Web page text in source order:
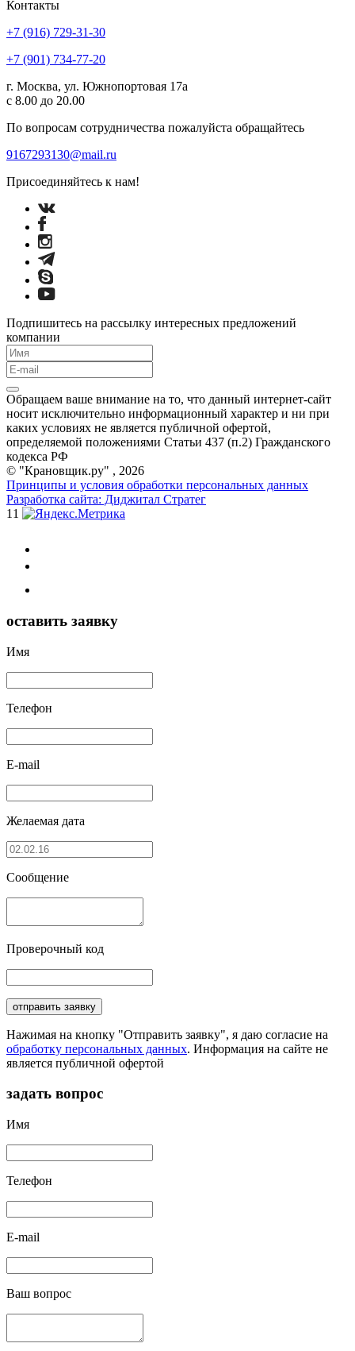
Контакты
+7 (916) 729-31-30
+7 (901) 734-77-20
г. Москва, ул. Южнопортовая 17а
с 8.00 до 20.00
По вопросам сотрудничества пожалуйста обращайтесь
9167293130@mail.ru
Присоединяйтесь к нам!
Подпишитесь на рассылку интересных предложений
компании
Обращаем ваше внимание на то, что данный интернет-сайт
носит исключительно информационный характер и ни при
каких условиях не является публичной офертой,
определяемой положениями Статьи 437 (п.2) Гражданского
кодекса РФ
© "Крановщик.ру" , 2026
Принципы и условия обработки персональных данных
Разработка сайта: Диджитал Стратег
11
оставить заявку
Имя
Телефон
E-mail
Желаемая дата
Сообщение
Проверочный код
отправить заявку
Нажимая на кнопку "Отправить заявку", я даю согласие на
обработку персональных данных. Информация на сайте не
является публичной офертой
задать вопрос
Имя
Телефон
E-mail
Ваш вопрос